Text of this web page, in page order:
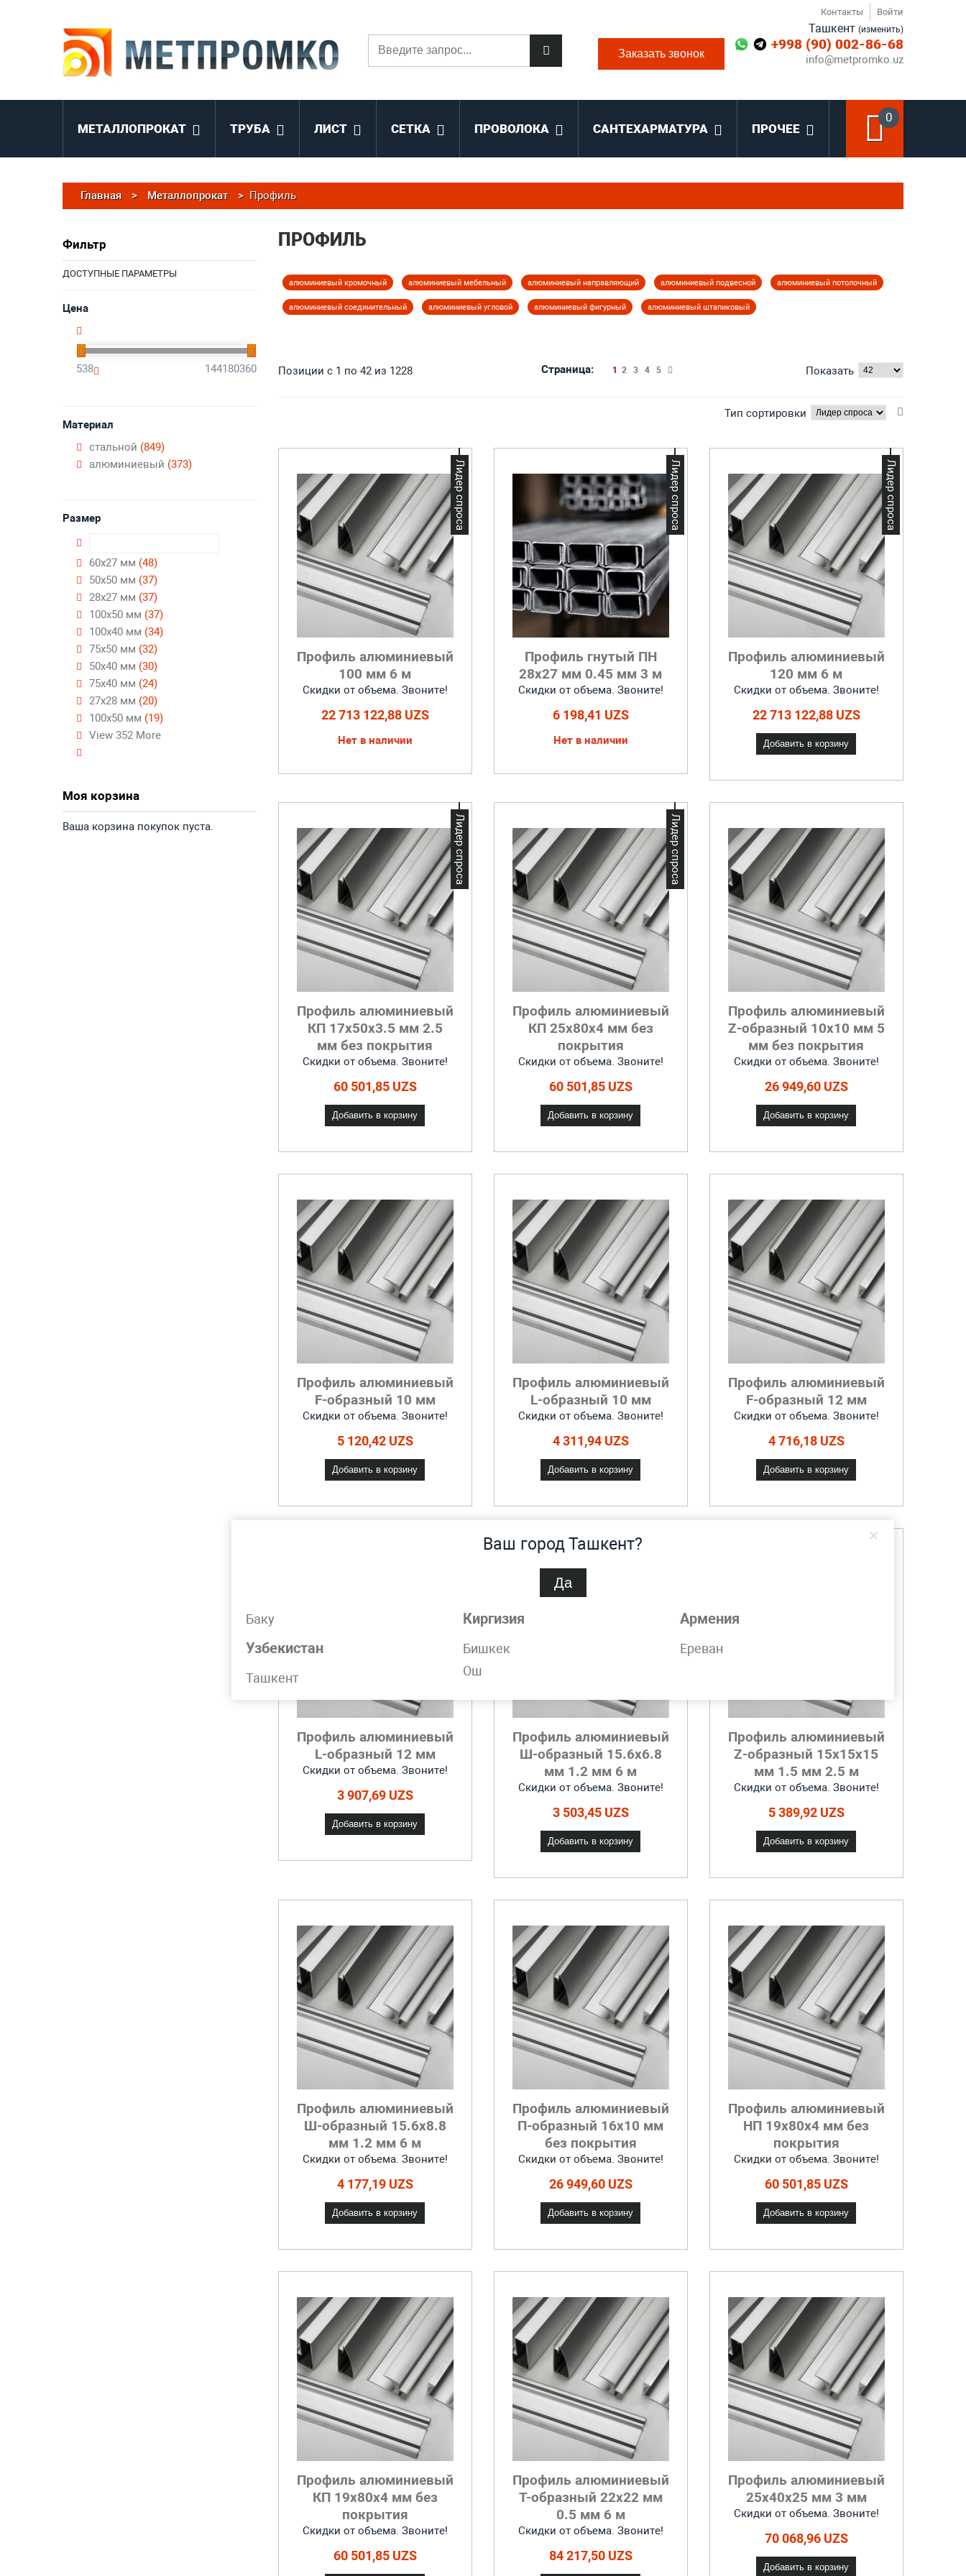
×
Ваш город Ташкент?
Да
Баку
Узбекистан
Ташкент
Киргизия
Бишкек
Ош
Армения
Ереван
Ташкент (изменить)
+998 (90) 002-86-68
info@metpromko.uz
Контакты Войти
Заказать звонок
0
МЕТАЛЛОПРОКАТ
ТРУБА ЛИСТ СЕТКА ПРОВОЛОКА САНТЕХАРМАТУРА ПРОЧЕЕ
Главная > Металлопрокат > Профиль
ПРОФИЛЬ
алюминиевый кромочный алюминиевый мебельный алюминиевый направляющий алюминиевый подвесной алюминиевый потолочный
алюминиевый соединительный алюминиевый угловой алюминиевый фигурный алюминиевый штапиковый
Позиции с 1 по 42 из 1228 Показать
Страница: 1 2 3 4 5
Тип сортировки
Профиль алюминиевый
100 мм 6 м
Скидки от объема. Звоните!
22 713 122,88 UZS
Нет в наличии
Лидер спроса
Профиль гнутый ПН
28x27 мм 0.45 мм 3 м
Скидки от объема. Звоните!
6 198,41 UZS
Нет в наличии
Лидер спроса
Профиль алюминиевый
120 мм 6 м
Скидки от объема. Звоните!
22 713 122,88 UZS
Добавить в корзину
Лидер спроса
Профиль алюминиевый
КП 17x50x3.5 мм 2.5
мм без покрытия
Скидки от объема. Звоните!
60 501,85 UZS
Добавить в корзину
Лидер спроса
Профиль алюминиевый
КП 25x80x4 мм без
покрытия
Скидки от объема. Звоните!
60 501,85 UZS
Добавить в корзину
Лидер спроса
Профиль алюминиевый
Z-образный 10x10 мм 5
мм без покрытия
Скидки от объема. Звоните!
26 949,60 UZS
Добавить в корзину
Профиль алюминиевый
F-образный 10 мм
Скидки от объема. Звоните!
5 120,42 UZS
Добавить в корзину
Профиль алюминиевый
L-образный 10 мм
Скидки от объема. Звоните!
4 311,94 UZS
Добавить в корзину
Профиль алюминиевый
F-образный 12 мм
Скидки от объема. Звоните!
4 716,18 UZS
Добавить в корзину
Профиль алюминиевый
L-образный 12 мм
Скидки от объема. Звоните!
3 907,69 UZS
Добавить в корзину
Профиль алюминиевый
Ш-образный 15.6x6.8
мм 1.2 мм 6 м
Скидки от объема. Звоните!
3 503,45 UZS
Добавить в корзину
Профиль алюминиевый
Z-образный 15x15x15
мм 1.5 мм 2.5 м
Скидки от объема. Звоните!
5 389,92 UZS
Добавить в корзину
Профиль алюминиевый
Ш-образный 15.6x8.8
мм 1.2 мм 6 м
Скидки от объема. Звоните!
4 177,19 UZS
Добавить в корзину
Профиль алюминиевый
П-образный 16x10 мм
без покрытия
Скидки от объема. Звоните!
26 949,60 UZS
Добавить в корзину
Профиль алюминиевый
НП 19x80x4 мм без
покрытия
Скидки от объема. Звоните!
60 501,85 UZS
Добавить в корзину
Профиль алюминиевый
КП 19x80x4 мм без
покрытия
Скидки от объема. Звоните!
60 501,85 UZS
Профиль алюминиевый
Т-образный 22x22 мм
0.5 мм 6 м
Скидки от объема. Звоните!
84 217,50 UZS
Профиль алюминиевый
25x40x25 мм 3 мм
Скидки от объема. Звоните!
70 068,96 UZS
Добавить в корзину
Фильтр
ДОСТУПНЫЕ ПАРАМЕТРЫ
Цена
538 144180360
Материал
стальной (849)
алюминиевый (373)
Размер
60х27 мм (48)
50х50 мм (37)
28х27 мм (37)
100х50 мм (37)
100х40 мм (34)
75х50 мм (32)
50х40 мм (30)
75х40 мм (24)
27х28 мм (20)
100x50 мм (19)
View 352 More
Моя корзина
Ваша корзина покупок пуста.